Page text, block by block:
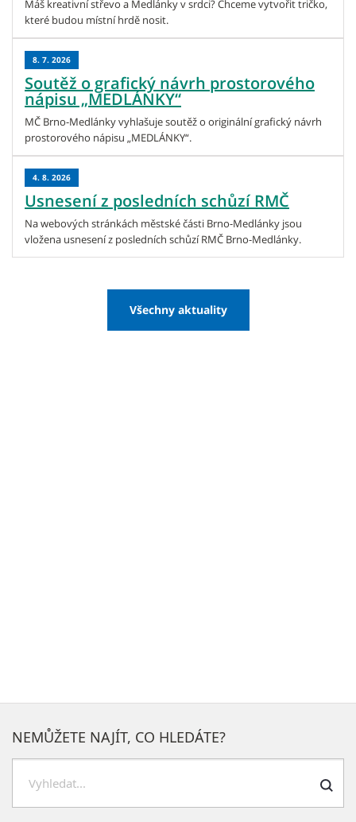
Máš kreativní střevo a Medlánky v srdci? Chceme vytvořit tričko,
které budou místní hrdě nosit.
8. 7. 2026
Soutěž o grafický návrh prostorového
nápisu „MEDLÁNKY“
MČ Brno-Medlánky vyhlašuje soutěž o originální grafický návrh
prostorového nápisu „MEDLÁNKY“.
4. 8. 2026
Usnesení z posledních schůzí RMČ
Na webových stránkách městské části Brno-Medlánky jsou
vložena usnesení z posledních schůzí RMČ Brno-Medlánky.
Všechny aktuality
NEMŮŽETE NAJÍT, CO HLEDÁTE?